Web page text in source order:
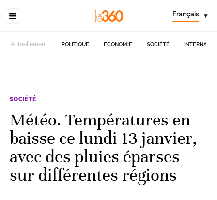
Français ▾
Actuellement POLITIQUE ECONOMIE SOCIÉTÉ
SOCIÉTÉ
Météo. Températures en
baisse ce lundi 13 janvier,
avec des pluies éparses
sur différentes régions